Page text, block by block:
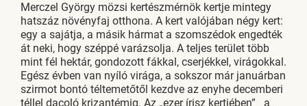
Merczel György mözsi kertészmérnök kertje mintegy
hatszáz növényfaj otthona. A kert valójában négy kert:
egy a sajátja, a másik hármat a szomszédok engedték
át neki, hogy széppé varázsolja. A teljes terület több
mint fél hektár, gondozott fákkal, cserjékkel, virágokkal.
Egész évben van nyíló virága, a sokszor már januárban
szirmot bontó téltemetőtől kezdve az enyhe decemberi
téllel dacoló krizantémig. Az „ezer írisz kertjében” a